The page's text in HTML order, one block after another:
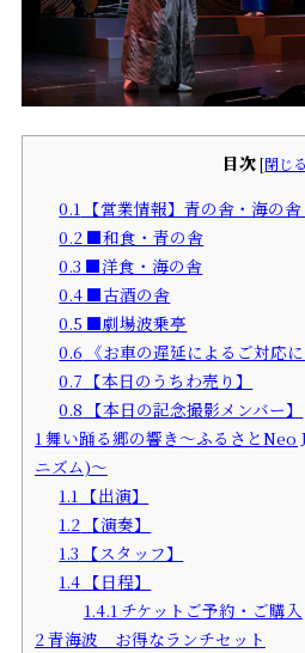
目次[閉じ
0.1
【営業情報】青の舎・海の
0.2 ■和食・青の舎
0.3 ■洋食・海の舎
0.4 ■古酒の舎
0.5 ■劇場波乗亭
0.6 《お車の遅延によるご対応に
0.7 【本日のうちわ売り】
0.8 【本日の記念撮影メンバー】
1 舞い踊る郷の響き～ふるさと
ニズム)～
1.1
【出演】
1.2 【演奏】
1.3 【スタッフ】
1.4 【日程】
1.4.1 チケットご予約・ご購入
2 青海波 お得なランチセット